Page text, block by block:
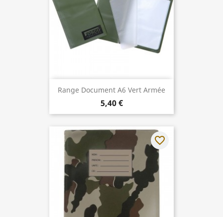
Range Document A6 Vert Armée
5,40 €
favorite_border